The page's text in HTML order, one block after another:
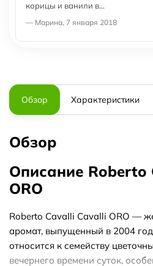
корицы и ванили в...
— Марина, 7 января 2018
Обзор Характеристики
Обзор
Описание Roberto
ORO
Roberto Cavalli Cavalli ORO —
аромат, выпущенный в 2004
относится к семейству
вечернего времени суток,